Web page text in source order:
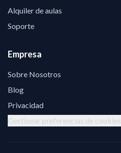
Alquiler de aulas
Soporte
Empresa
Sobre Nosotros
Blog
Privacidad
Gestionar preferencias de cookies